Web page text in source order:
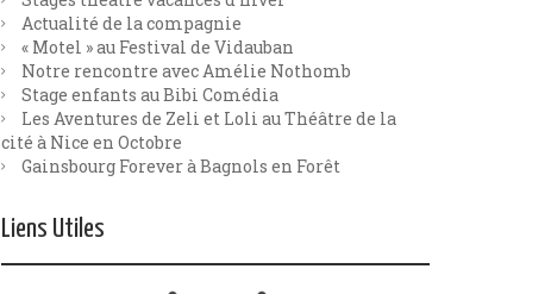
Actualité de la compagnie
« Motel » au Festival de Vidauban
Notre rencontre avec Amélie Nothomb
Stage enfants au Bibi Comédia
Les Aventures de Zeli et Loli au Théâtre de la
cité à Nice en Octobre
Gainsbourg Forever à Bagnols en Forêt
Liens Utiles